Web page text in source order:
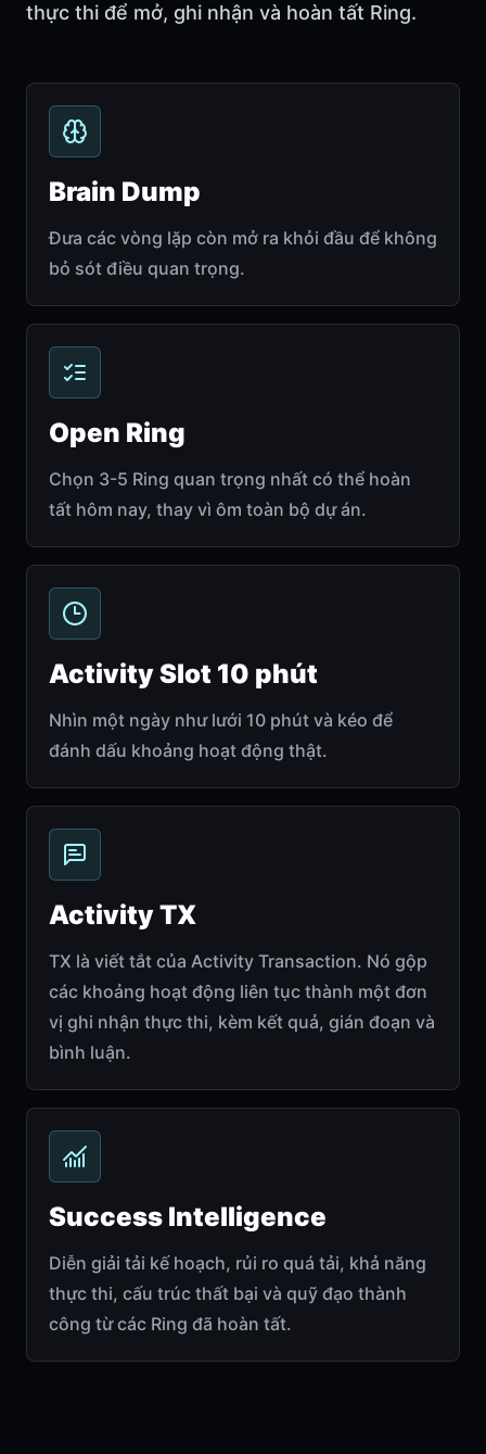
thực thi để mở, ghi nhận và hoàn tất Ring.
Brain Dump
Đưa các vòng lặp còn mở ra khỏi đầu để không
bỏ sót điều quan trọng.
Open Ring
Chọn 3-5 Ring quan trọng nhất có thể hoàn
tất hôm nay, thay vì ôm toàn bộ dự án.
Activity Slot 10 phút
Nhìn một ngày như lưới 10 phút và kéo để
đánh dấu khoảng hoạt động thật.
Activity TX
TX là viết tắt của Activity Transaction. Nó gộp
các khoảng hoạt động liên tục thành một đơn
vị ghi nhận thực thi, kèm kết quả, gián đoạn và
bình luận.
Success Intelligence
Diễn giải tải kế hoạch, rủi ro quá tải, khả năng
thực thi, cấu trúc thất bại và quỹ đạo thành
công từ các Ring đã hoàn tất.